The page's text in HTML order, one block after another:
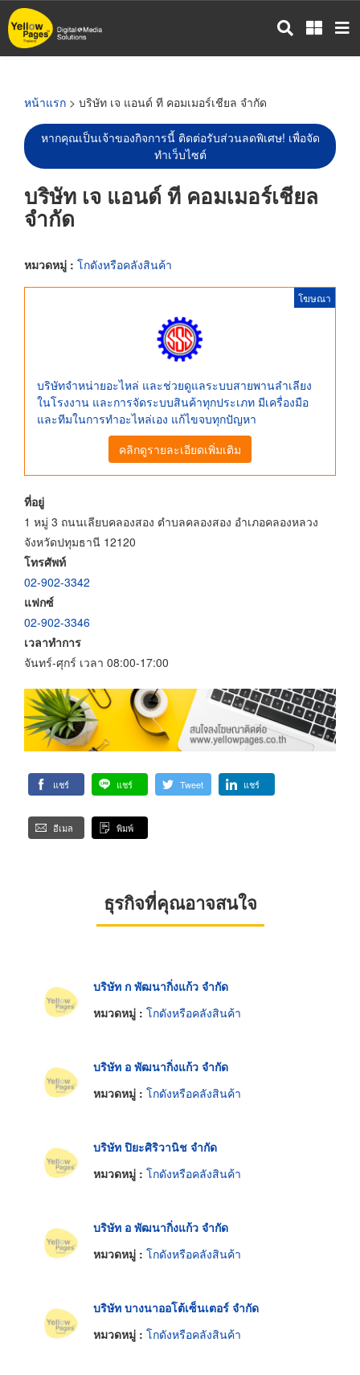
ข้าม
ไป
หน้าแรก > บริษัท เจ แอนด์ ที คอมเมอร์เชียล จำกัด
หากคุณเป็นเจ้าของกิจการนี้ ติดต่อรับส่วนลดพิเศษ! เพื่อจัด
ทำเว็บไซต์
บริษัท เจ แอนด์ ที คอมเมอร์เชียล
จำกัด
หมวดหมู่ : โกดังหรือคลังสินค้า
โฆษณา
บริษัทจำหน่ายอะไหล่ และช่วยดูแลระบบสายพานลำเลียง
ในโรงงาน และการจัดระบบสินค้าทุกประเภท มีเครื่องมือ
และทีมในการทำอะไหล่เอง แก้ไขจบทุกปัญหา
คลิกดูรายละเอียดเพิ่มเติม
ที่อยู่
1 หมู่ 3 ถนนเลียบคลองสอง ตำบลคลองสอง อำเภอคลองหลวง
จังหวัดปทุมธานี 12120
โทรศัพท์
02-902-3342
แฟกซ์
02-902-3346
เวลาทำการ
จันทร์-ศุกร์ เวลา 08:00-17:00
แชร์ แชร์ Tweet แชร์
อีเมล พิมพ์
ธุรกิจที่คุณอาจสนใจ
บริษัท ก พัฒนากิ่งแก้ว จำกัด
หมวดหมู่ : โกดังหรือคลังสินค้า
บริษัท อ พัฒนากิ่งแก้ว จำกัด
หมวดหมู่ : โกดังหรือคลังสินค้า
บริษัท ปิยะศิริวานิช จำกัด
หมวดหมู่ : โกดังหรือคลังสินค้า
บริษัท อ พัฒนากิ่งแก้ว จำกัด
หมวดหมู่ : โกดังหรือคลังสินค้า
บริษัท บางนาออโต้เซ็นเตอร์ จำกัด
หมวดหมู่ : โกดังหรือคลังสินค้า